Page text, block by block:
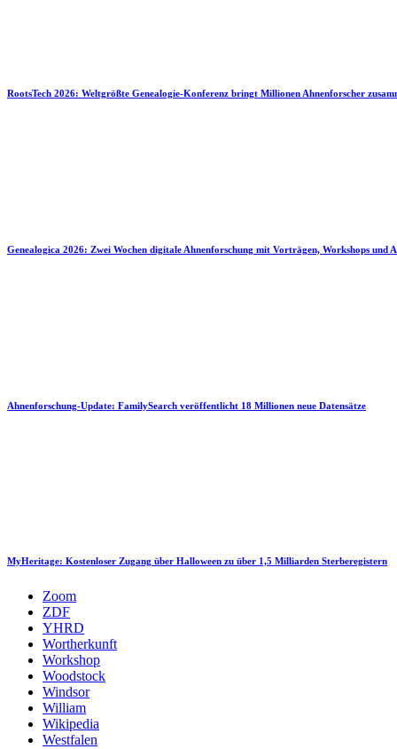
RootsTech 2026: Weltgrößte Genealogie-Konferenz bringt Millionen Ahnenforscher
Genealogica 2026: Zwei Wochen digitale Ahnenforschung mit Vorträgen, Workshops und
Ahnenforschung-Update: FamilySearch veröffentlicht 18 Millionen neue Datensätze
MyHeritage: Kostenloser Zugang über Halloween zu über 1,5 Milliarden Sterberegistern
Zoom
ZDF
YHRD
Wortherkunft
Workshop
Woodstock
Windsor
William
Wikipedia
Westfalen